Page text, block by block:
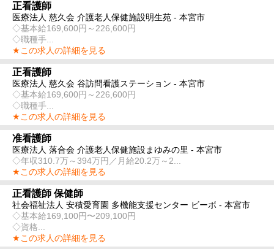
正看護師
医療法人 慈久会 介護老人保健施設明生苑 - 本宮市
◇基本給169,600円～226,600円
◇職種手...
★この求人の詳細を見る
正看護師
医療法人 慈久会 谷訪問看護ステーション - 本宮市
◇基本給169,600円～226,600円
◇職種手...
★この求人の詳細を見る
准看護師
医療法人 落合会 介護老人保健施設まゆみの里 - 本宮市
◇年収310.7万～394万円／月給20.2万～2...
★この求人の詳細を見る
正看護師 保健師
社会福祉法人 安積愛育園 多機能支援センター ビーボ - 本宮市
◇基本給169,100円〜209,100円
◇資格...
★この求人の詳細を見る